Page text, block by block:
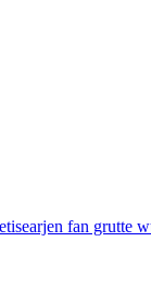
fan grutte